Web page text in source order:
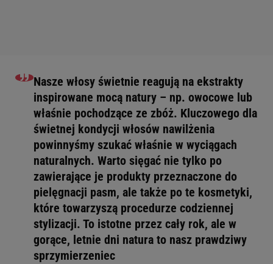
Nasze włosy świetnie reagują na ekstrakty
inspirowane mocą natury – np. owocowe lub
właśnie pochodzące ze zbóż. Kluczowego dla
świetnej kondycji włosów nawilżenia
powinnyśmy szukać właśnie w wyciągach
naturalnych. Warto sięgać nie tylko po
zawierające je produkty przeznaczone do
pielęgnacji pasm, ale także po te kosmetyki,
które towarzyszą procedurze codziennej
stylizacji. To istotne przez cały rok, ale w
gorące, letnie dni natura to nasz prawdziwy
sprzymierzeniec